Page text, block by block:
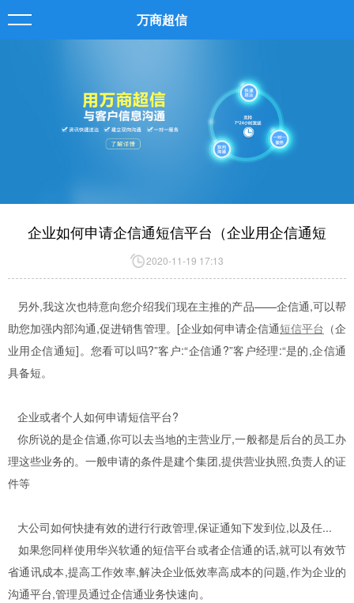
万商超信
企业如何申请企信通短信平台（企业用企信通短
2020-11-19 17:13
另外,我这次也特意向您介绍我们现在主推的产品——企信通,可以帮
助您加强内部沟通,促进销售管理。[企业如何申请企信通短信平台 （企
业用企信通短]。您看可以吗?”客户:“企信通?”客户经理:“是的,企信通
具备短。
企业或者个人如何申请短信平台?
你所说的是企信通,你可以去当地的主营业厅,一般都是后台的员工办
理这些业务的。一般申请的条件是建个集团,提供营业执照,负责人的证
件等
大公司如何快捷有效的进行行政管理,保证通知下发到位,以及任...
如果您同样使用华兴软通的短信平台或者企信通的话,就可以有效节
省通讯成本,提高工作效率,解决企业低效率高成本的问题,作为企业的
沟通平台,管理员通过企信通业务快速向。